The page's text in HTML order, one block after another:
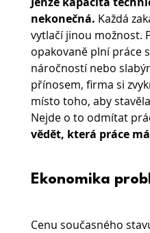
nekonečná. Každá
vytlačí jinou možnost.
opakovaně plní práce
náročností nebo
přínosem, firma si
místo toho, aby
Nejde o to odmítat
vědět, která práce
Ekonomika
Cenu současného